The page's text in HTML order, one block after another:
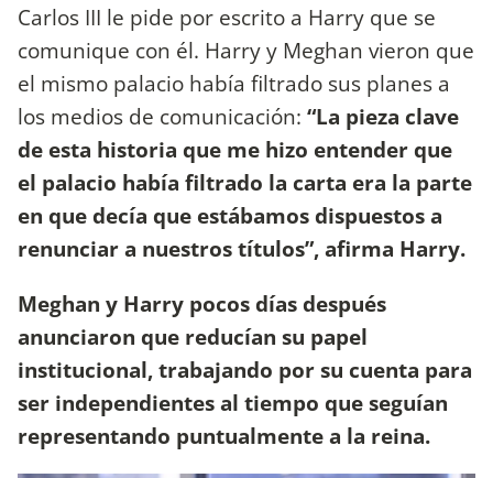
Carlos III le pide por escrito a Harry que se
comunique con él. Harry y Meghan vieron que
el mismo palacio había filtrado sus planes a
los medios de comunicación: “La pieza clave
de esta historia que me hizo entender que
el palacio había filtrado la carta era la parte
en que decía que estábamos dispuestos a
renunciar a nuestros títulos”, afirma Harry.
Meghan y Harry pocos días después
anunciaron que reducían su papel
institucional, trabajando por su cuenta para
ser independientes al tiempo que seguían
representando puntualmente a la reina.